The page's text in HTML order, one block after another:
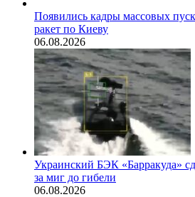
Появились кадры массовых
ракет по Киеву
06.08.2026
Украинский БЭК «Барракуда»
за миг до гибели
06.08.2026